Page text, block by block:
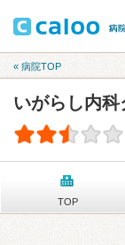
« 病院TOP
いがらし内科
TOP